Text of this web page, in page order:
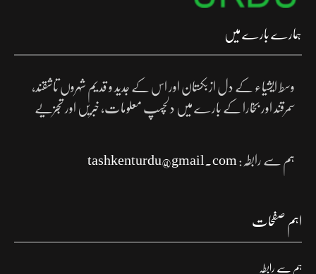
ہمارے بارے میں
وسط ایشیاء کے دل ازبکستان اور اس کے جدید و قدیم شہروں تاشقند،
سمرقند اور بخارا کے بارے میں دلچسپ معلومات، خبریں اور تجزیے
ہم سے رابطہ: tashkenturdu@gmail.com
اہم صفحات
ہم سے رابطہ